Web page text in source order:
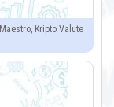
Kripto Valute